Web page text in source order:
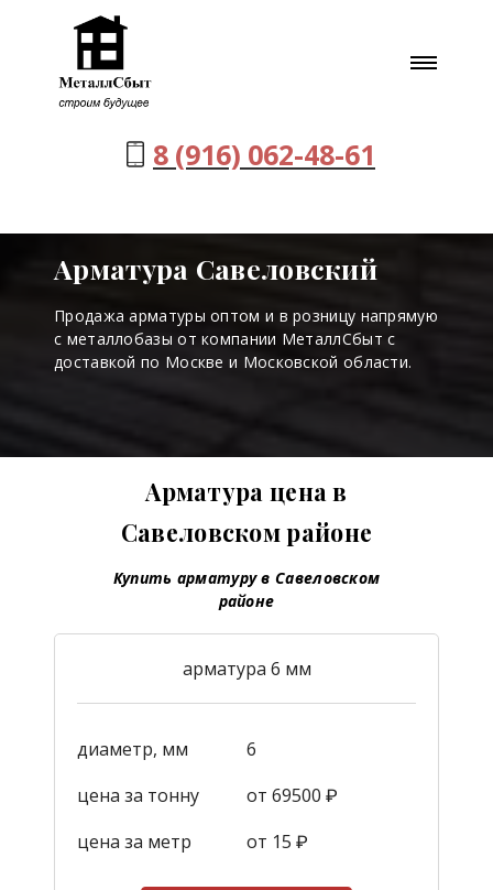
8 (916) 062-48-61
Арматура Савеловский
Продажа арматуры оптом и в розницу напрямую
с металлобазы от компании МеталлСбыт с
доставкой по Москве и Московской области.
Арматура цена в
Савеловском районе
Купить арматуру в Савеловском
районе
арматура 6 мм
диаметр, мм
6
цена за тонну
от 69500 ₽
цена за метр
от 15 ₽